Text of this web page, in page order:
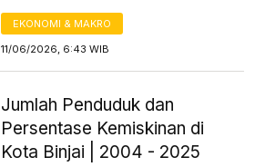
EKONOMI & MAKRO
11/06/2026, 6:43 WIB
Jumlah Penduduk dan
Persentase Kemiskinan di
Kota Binjai | 2004 - 2025